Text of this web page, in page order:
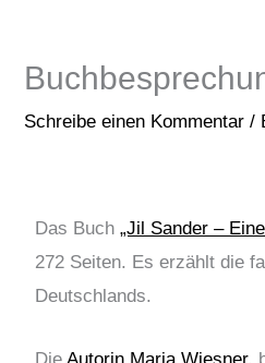
Schreibe einen Kommentar /
Das Buch „Jil Sander –
272 Seiten. Es erzählt die
Deutschlands.